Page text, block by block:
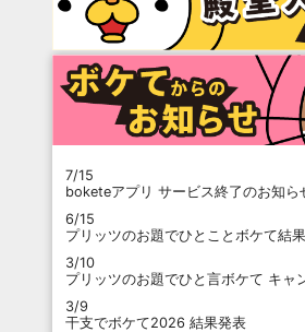
7/15
boketeアプリ サービス終了のお知ら
6/15
プリッツのお題でひとことボケて結
3/10
プリッツのお題でひと言ボケて キャ
3/9
干支でボケて2026 結果発表